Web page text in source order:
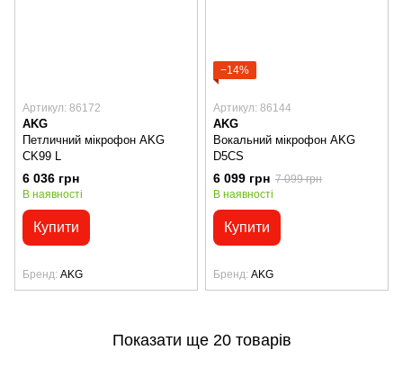
Артикул: 86172
AKG
Петличний мікрофон AKG
CK99 L
6 036 грн
В наявності
Купити
Бренд AKG
−14%
Артикул: 86144
AKG
Вокальний мікрофон AKG
D5CS
6 099 грн 7 099 грн
В наявності
Купити
Бренд AKG
Показати ще 20 товарів